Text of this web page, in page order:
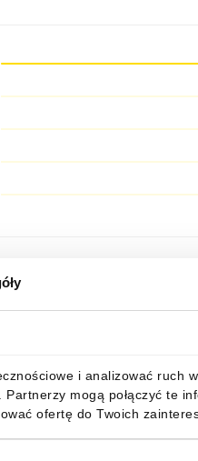
i analizować ruch
mogą połączyć te
ofertę do Twoich